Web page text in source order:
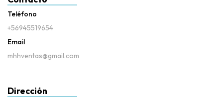
Teléfono
+56945519654
Email
mhhventas@gmail.com
Dirección